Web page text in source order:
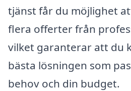
tjänst får du möjlighet
flera offerter från
vilket garanterar att du
bästa lösningen som
behov och din budget.